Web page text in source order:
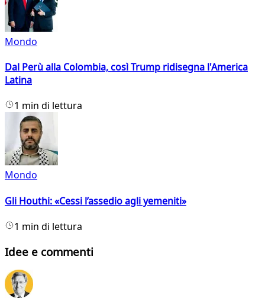
Mondo
Dal Perù alla Colombia, così Trump ridisegna l'America
Latina
1 min di lettura
Mondo
Gli Houthi: «Cessi l’assedio agli yemeniti»
1 min di lettura
Idee e commenti